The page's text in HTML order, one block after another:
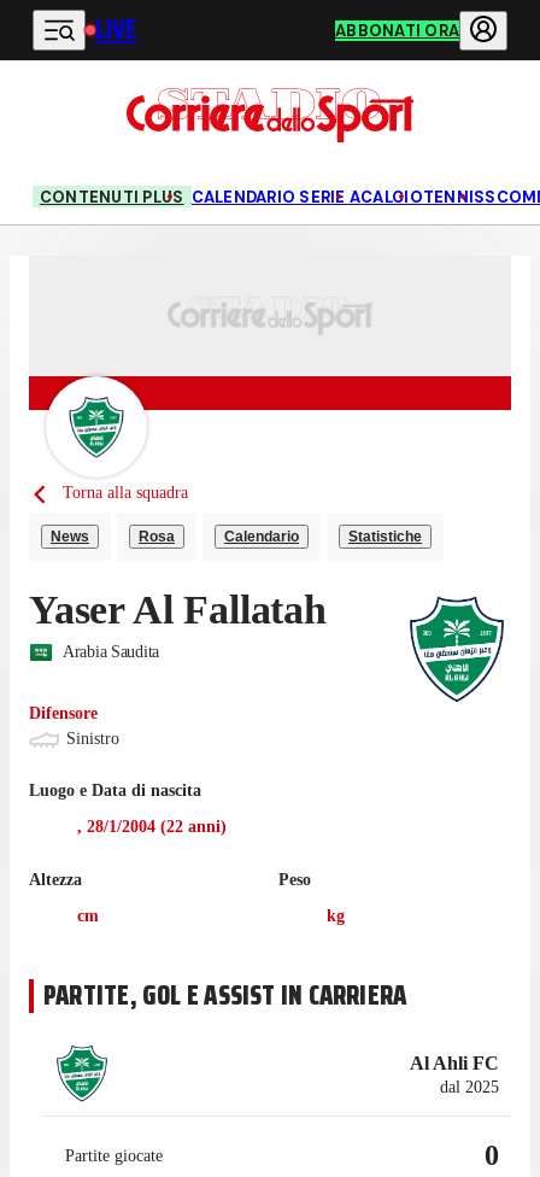
Vai al contenuto principale
LIVE ABBONATI ORA
CONTENUTI PLUS CALENDARIO SERIE ACALCIOTENNIS
Torna alla squadra
News Rosa Calendario Statistiche
Yaser Al Fallatah
Arabia Saudita
Difensore
Sinistro
Luogo e Data di nascita
, 28/1/2004 (22 anni)
Altezza
cm
Peso
kg
PARTITE, GOL E ASSIST IN CARRIERA
Al Ahli FC
dal 2025
Partite giocate 0